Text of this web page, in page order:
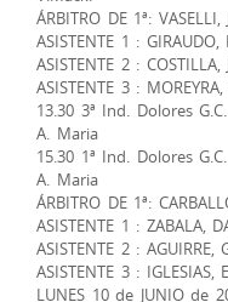
ÁRBITRO DE 1ª: VASELLI,
ASISTENTE 1 : GIRAUDO,
ASISTENTE 2 :
ASISTENTE 3 : MOREYRA,
13.30 3ª Ind. Dolores
A. Maria
15.30 1ª Ind. Dolores
A. Maria
ÁRBITRO DE 1ª:
ASISTENTE 1 : ZABALA,
ASISTENTE 2 :
ASISTENTE 3 : IGLESIAS,
LUNES 10 de JUNIO de